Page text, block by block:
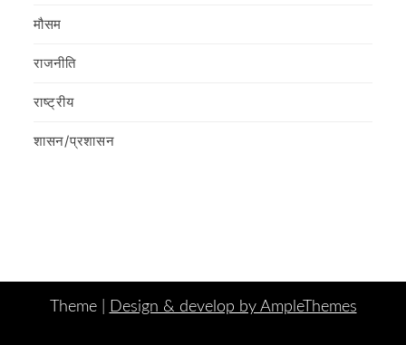
मौसम
राजनीति
राष्ट्रीय
शासन/प्रशासन
Theme | Design & develop by AmpleThemes